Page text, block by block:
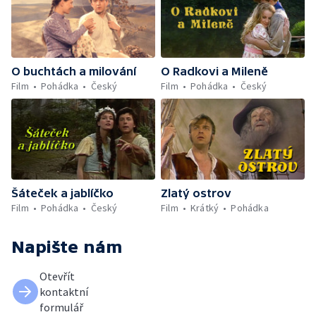
O buchtách a milování
Film
Pohádka Český
O Radkovi a Mileně
Film
Pohádka Český
Šáteček a jablíčko
Film
Pohádka Český
Zlatý ostrov
Film
Krátký Pohádka
Napište nám
Otevřít
kontaktní
formulář